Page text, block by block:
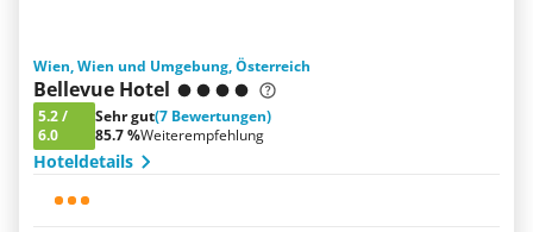
Wien, Wien und Umgebung, Österreich
Bellevue Hotel
5.2/
6.0
Sehr gut(7 Bewertungen)
85.7 %Weiterempfehlung
Hoteldetails